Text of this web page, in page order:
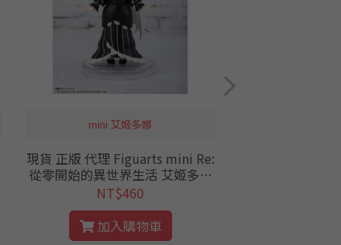
mini 艾姬多娜
現貨 正版 代理 Figuarts mini Re:
從零開始的異世界生活 艾姬多娜
公仔 從零 RE0 強欲魔女
NT$460
加入購物車